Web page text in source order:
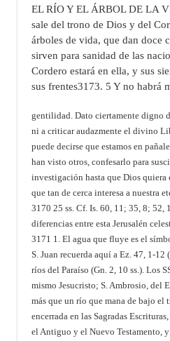
EL RÍO Y EL ÁRBOL DE LA
sale del trono de Dios y del
árboles de vida, que dan doce
sirven para sanidad de las
Cordero estará en ella, y sus
sus frentes3173. 5 Y no habrá
gentilidad. Dato ciertamente digno
ni a criticar audazmente el divino
puede decirse que estamos en
han visto otros, confesarlo para
investigación hasta que Dios
que tan de cerca interesa a nuestra
3170 25 ss. Cf. Is. 60, 11; 35, 8; 52,
diferencias entre esta Jerusalén
3171 1. El agua que fluye es el
S. Juan recuerda aquí a Ez. 47, 1-
ríos del Paraíso (Gn. 2, 10 ss.). Los
mismo Jesucristo; S. Ambrosio, del
más que un río que mana de bajo el
encerrada en las Sagradas
el Antiguo y el Nuevo Testamento,